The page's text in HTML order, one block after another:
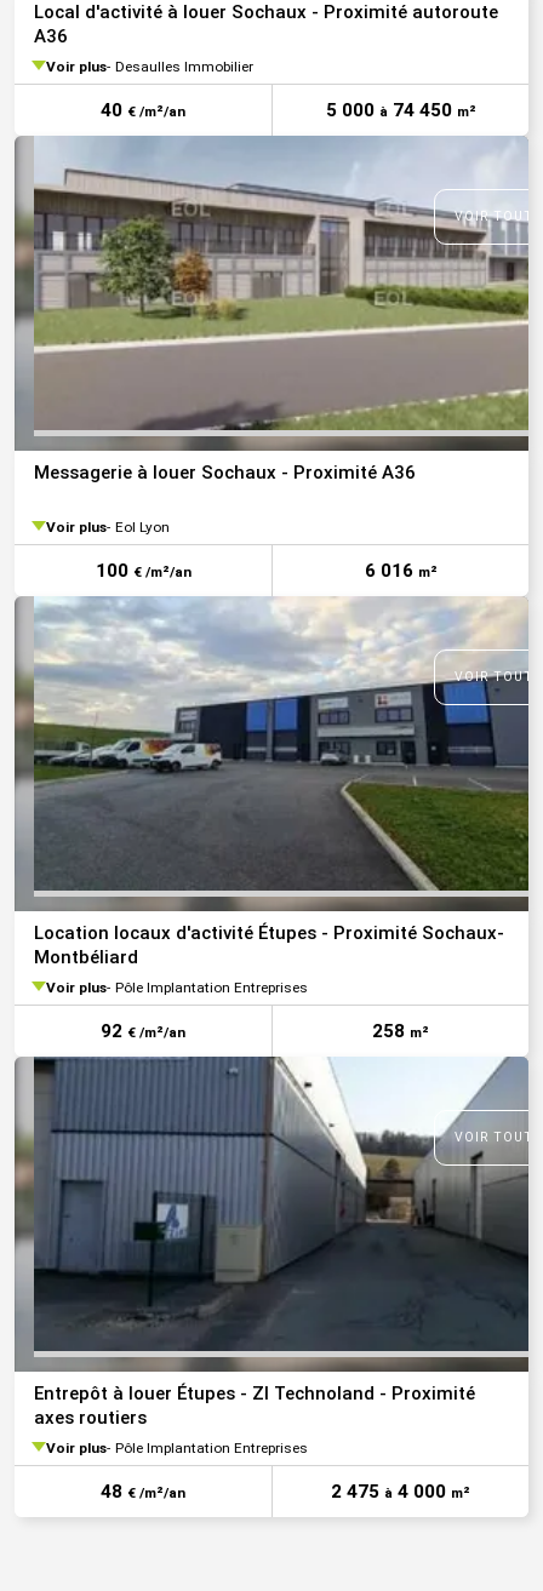
Local d'activité à louer Sochaux - Proximité autoroute
A36
Voir plus Desaulles Immobilier
40 € /m²/an 5 000 à74 450 m²
VOIR
Messagerie à louer Sochaux - Proximité A36
Voir plus Eol Lyon
100 € /m²/an 6 016 m²
VOIR
Location locaux d'activité Étupes - Proximité Sochaux-
Montbéliard
Voir plus Pôle Implantation Entreprises
92 € /m²/an 258 m²
VOIR
Entrepôt à louer Étupes - ZI Technoland - Proximité
axes routiers
Voir plus Pôle Implantation Entreprises
48 € /m²/an 2 475 à 4 000 m²